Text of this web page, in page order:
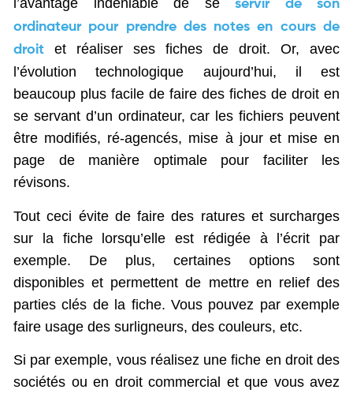
l’avantage indéniable de se servir de son
ordinateur pour prendre des notes en cours de
droit et réaliser ses fiches de droit. Or, avec
l’évolution technologique aujourd’hui, il est
beaucoup plus facile de faire des fiches de droit en
se servant d’un ordinateur, car les fichiers peuvent
être modifiés, ré-agencés, mise à jour et mise en
page de manière optimale pour faciliter les
révisons.
Tout ceci évite de faire des ratures et surcharges
sur la fiche lorsqu’elle est rédigée à l’écrit par
exemple. De plus, certaines options sont
disponibles et permettent de mettre en relief des
parties clés de la fiche. Vous pouvez par exemple
faire usage des surligneurs, des couleurs, etc.
Si par exemple, vous réalisez une fiche en droit des
sociétés ou en droit commercial et que vous avez